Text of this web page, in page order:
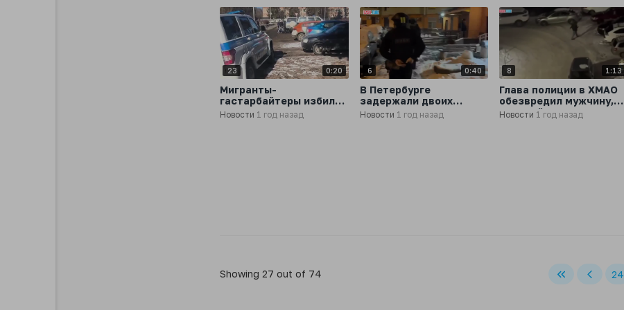
23 0:20
Мигранты-
гастарбайтеры избили
подмосковных
полицейских, пытаясь
Новости 1 год назад
6 0:40
В Петербурге
задержали двоих
злоумышленников,
которые взламывали
Новости 1 год назад
8 1:13
Глава полиции в ХМАО
обезвредил мужчину,
который гнался за
детьми с ножом
Новости 1 год назад
Showing 27 out of 74 24